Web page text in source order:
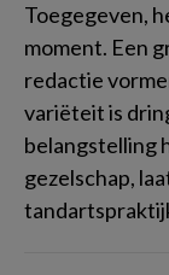
Toegegeven,
moment. Een
redactie
variëteit is
belangstelling
gezelschap,